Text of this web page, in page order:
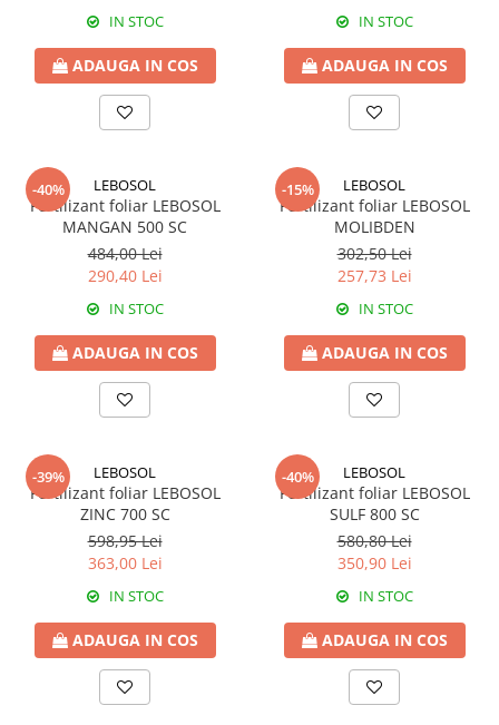
Insecticide
Fertilizanți foliari
Fertilizanți foliari
Erbicide
Fungicide
Biostimulatori
Fertilizanți foliari
Adjuvanți
CAMELINĂ
Fungicide
Acaricide
Fertilizanți foliari
Insecticide
Biostimulatori
Fertilizanți foliari
CASTRAVEȚI
Fungicide
Insecticide
Acaricide
Fertilizanți foliari
CASTRAVEȚI CORNIȘON
Insecticide
CEAPĂ
Insecticide
Biostimulatori
CEREALE PĂIOASE
Insecticide
Biostimulatori
Fertilizanți foliari
IN STOC
ADAUGA IN COS
IN STOC
ADAUGA IN COS
-40% LEBOSOL
Fertilizant foliar LEBOSOL
MANGAN 500 SC
484,00 Lei
290,40 Lei
IN STOC
ADAUGA IN COS
-15% LEBOSOL
Fertilizant foliar LEBOSOL
MOLIBDEN
302,50 Lei
257,73 Lei
IN STOC
ADAUGA IN COS
-39% LEBOSOL
Fertilizant foliar LEBOSOL
ZINC 700 SC
598,95 Lei
363,00 Lei
IN STOC
ADAUGA IN COS
-40% LEBOSOL
Fertilizant foliar LEBOSOL
SULF 800 SC
580,80 Lei
350,90 Lei
IN STOC
ADAUGA IN COS